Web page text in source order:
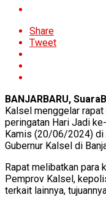
Share
Tweet
BANJARBARU,
Kalsel menggelar
peringatan Hari Jadi
Kamis (20/06/2024) di
Gubernur Kalsel di
Rapat melibatkan
Pemprov Kalsel,
terkait lainnya,